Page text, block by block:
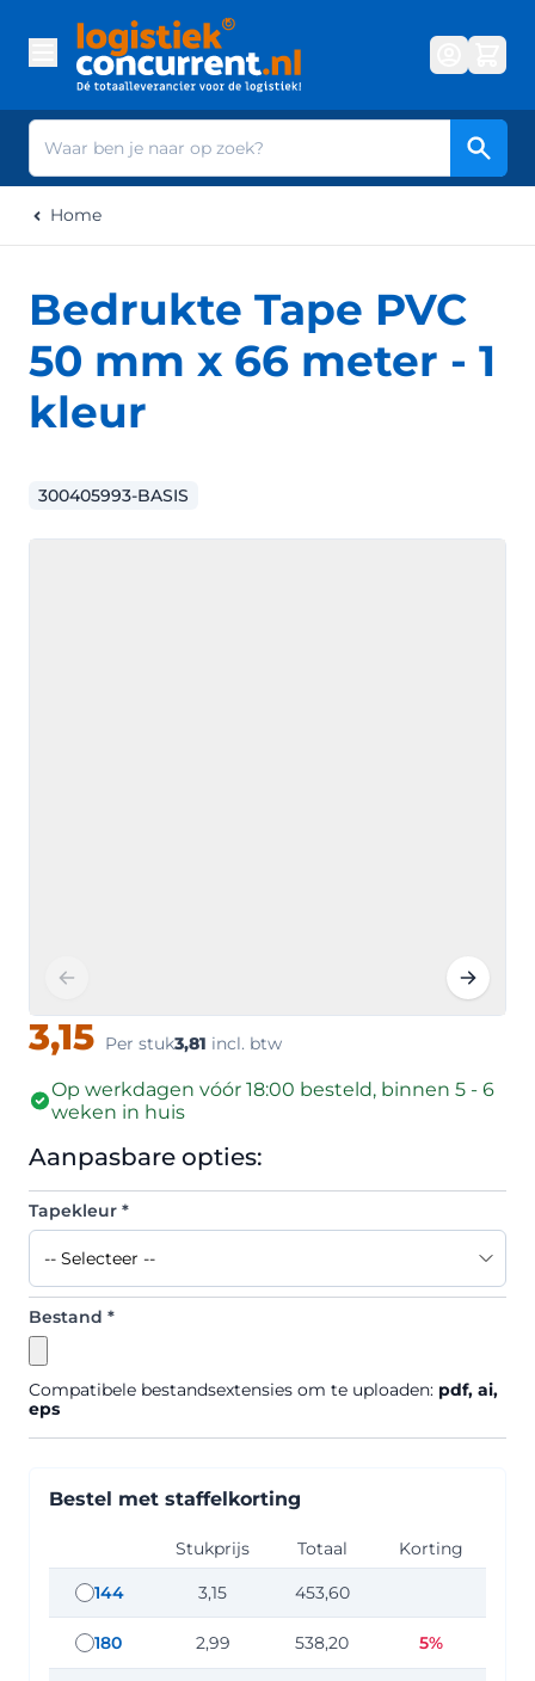
Zoek
Home
Bedrukte Tape PVC
50 mm x 66 meter - 1
kleur
300405993-BASIS
3,15 Per stuk3,81 incl. btw
Op werkdagen vóór 18:00 besteld, binnen 5 - 6
weken in huis
Aanpasbare opties:
Tapekleur *
Bestand *
Compatibele bestandsextensies om te uploaden: pdf, ai,
eps
Bestel met staffelkorting
Stukprijs Totaal Korting
staffel hoeveelheid: 144
144 3,15 453,60
staffel hoeveelheid: 180
180 2,99 538,20 5%